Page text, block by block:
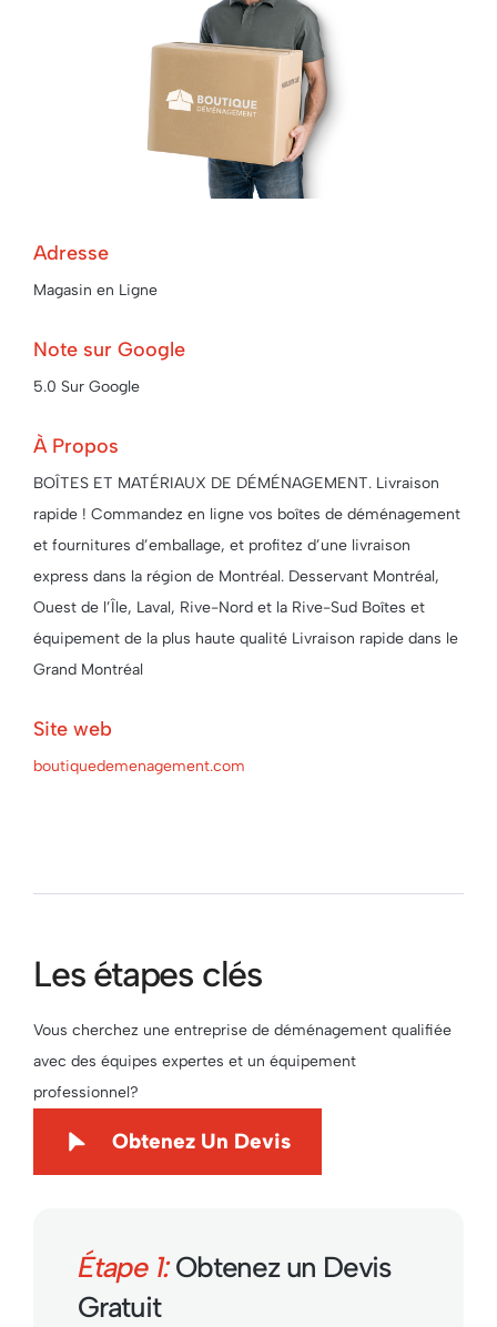
Adresse
Magasin en Ligne
Note sur Google
5.0 Sur Google
À Propos
BOÎTES ET MATÉRIAUX DE DÉMÉNAGEMENT. Livraison
rapide ! Commandez en ligne vos boîtes de déménagement
et fournitures d’emballage, et profitez d’une livraison
express dans la région de Montréal. Desservant Montréal,
Ouest de l’Île, Laval, Rive-Nord et la Rive-Sud Boîtes et
équipement de la plus haute qualité Livraison rapide dans le
Grand Montréal
Site web
boutiquedemenagement.com
Les étapes clés
Vous cherchez une entreprise de déménagement qualifiée
avec des équipes expertes et un équipement
professionnel?
Obtenez Un Devis
Étape 1:Obtenez un Devis
Gratuit